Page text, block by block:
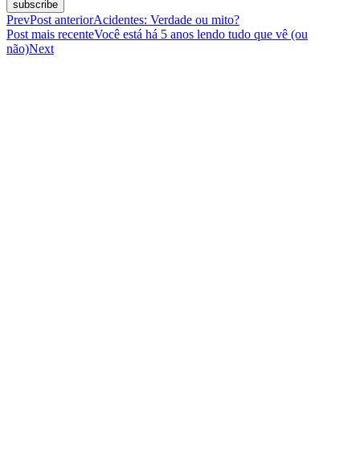
subscribe
PrevPost anteriorAcidentes: Verdade ou mito?
Post mais recenteVocê está há 5 anos lendo tudo que vê (ou
não)Next